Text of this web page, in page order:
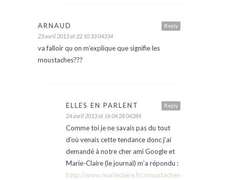
Reply
ARNAUD
23 avril 2013 at 22 10 33 04334
va falloir qu on m’explique que signifie les
moustaches???
Reply
ELLES EN PARLENT
24 avril 2013 at 16 04 28 04284
Comme toi je ne savais pas du tout
d’où venais cette tendance donc j’ai
demandé à notre cher ami Google et
Marie-Claire (le journal) m’a répondu :
http://www.marieclaire.fr/,moustachemania-